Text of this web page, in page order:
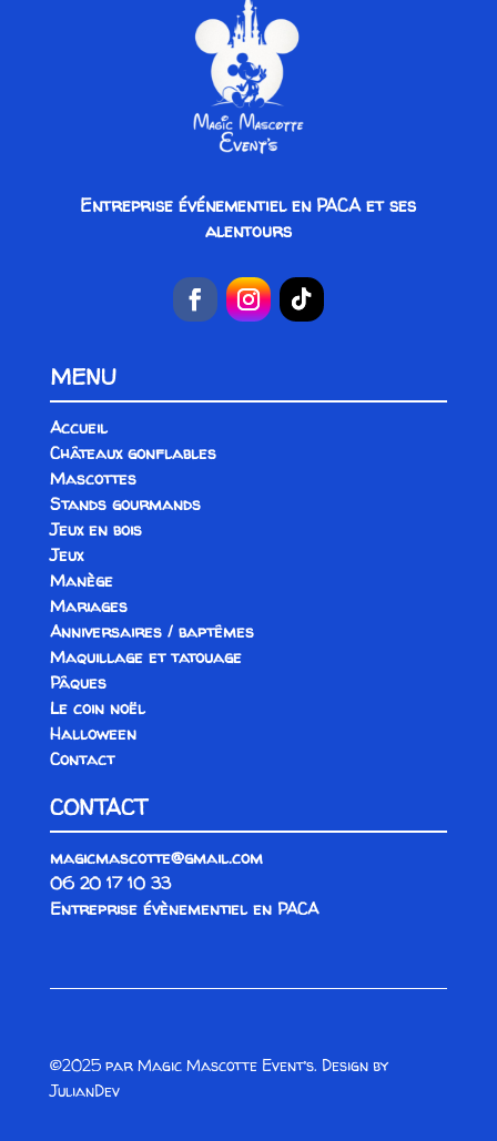
Entreprise événementiel en PACA et ses
alentours
MENU
Accueil
Châteaux gonflables
Mascottes
Stands gourmands
Jeux en bois
Jeux
Manège
Mariages
Anniversaires / baptêmes
Maquillage et tatouage
Pâques
Le coin noël
Halloween
Contact
CONTACT
magicmascotte@gmail.com
06 20 17 10 33
Entreprise évènementiel en PACA
©2025 par Magic Mascotte Event’s. Design by
JulianDev